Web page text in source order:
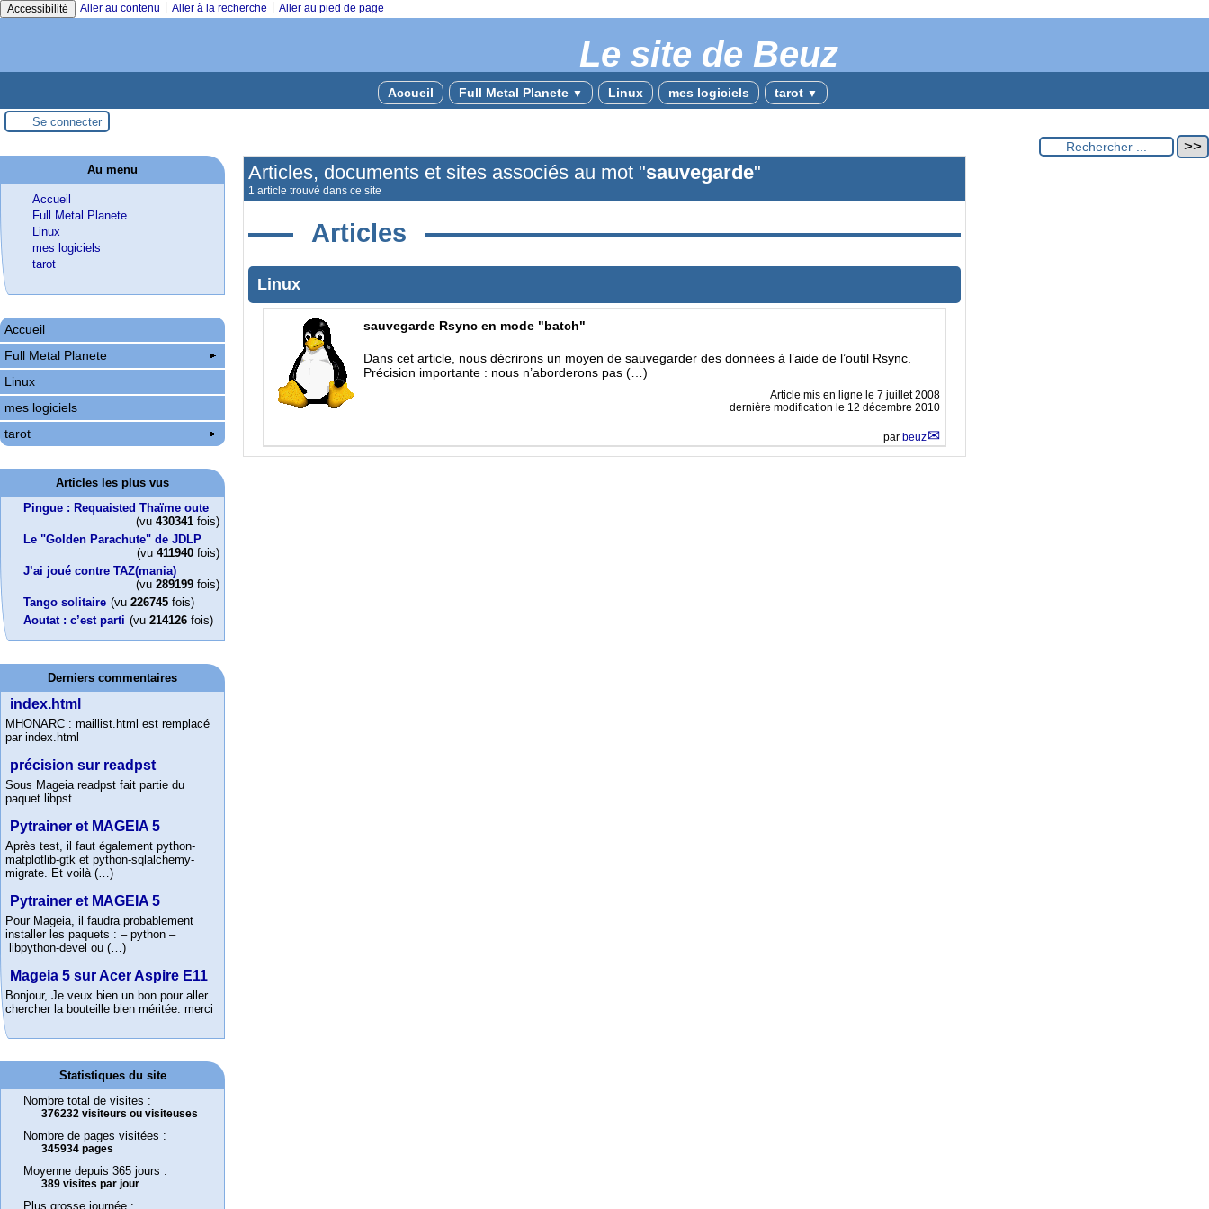
Accessibilité Aller au contenu Aller à la recherche Aller au pied de page
Le site de Beuz
Accueil Full Metal Planete ▼ Linux mes logiciels tarot ▼
Se connecter
Articles, documents et sites associés au mot "sauvegarde"
1 article trouvé dans ce site
Articles
Linux
sauvegarde Rsync en mode "batch"
Dans cet article, nous décrirons un moyen de sauvegarder des données à l’aide de l’outil Rsync.
Précision importante : nous n’aborderons pas (…)
Article mis en ligne le7 juillet 2008
dernière modification le 12 décembre 2010
par beuz
Au menu
Accueil
Full Metal Planete
Linux
mes logiciels
tarot
Accueil
Full Metal Planete
Linux
mes logiciels
tarot
Articles les plus vus
Pingue : Requaisted Thaïme oute
(vu 430341 fois)
Le "Golden Parachute" de JDLP
(vu 411940 fois)
J’ai joué contre TAZ(mania)
(vu 289199 fois)
Tango solitaire (vu 226745 fois)
Aoutat : c’est parti (vu 214126 fois)
Derniers commentaires
index.html
MHONARC : maillist.html est remplacé
par index.html
précision sur readpst
Sous Mageia readpst fait partie du
paquet libpst
Pytrainer et MAGEIA 5
Après test, il faut également python-
matplotlib-gtk et python-sqlalchemy-
migrate. Et voilà (…)
Pytrainer et MAGEIA 5
Pour Mageia, il faudra probablement
installer les paquets : – python –
libpython-devel ou (…)
Mageia 5 sur Acer Aspire E11
Bonjour, Je veux bien un bon pour aller
chercher la bouteille bien méritée. merci
Statistiques du site
Nombre total de visites :
376232 visiteurs ou visiteuses
Nombre de pages visitées :
345934 pages
Moyenne depuis 365 jours :
389 visites par jour
Plus grosse journée :